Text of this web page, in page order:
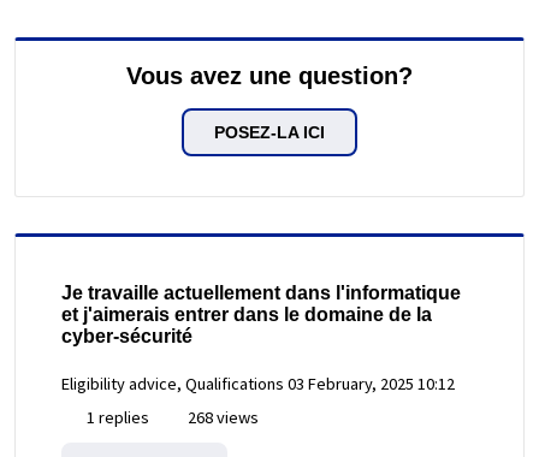
Vous avez une question?
POSEZ-LA ICI
Je travaille actuellement dans l'informatique
et j'aimerais entrer dans le domaine de la
cyber-sécurité
Eligibility advice, Qualifications 03 February, 2025 10:12
1 replies
268 views